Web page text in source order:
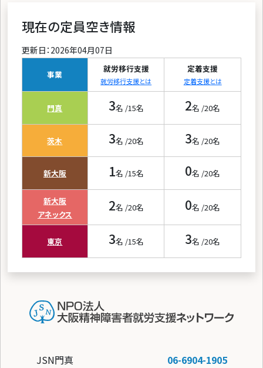
現在の定員空き情報
更新日：2026年04月07日
事業
就労移行支援
就労移行支援とは
定着支援
定着支援とは
門真 3名 /15名 2名 /20名
茨木 3名 /20名 3名 /20名
新大阪 1名 /15名 0名 /20名
新大阪
アネックス
2名 /20名 0名 /20名
東京 3名 /15名 3名 /20名
JSN門真 06-6904-1905